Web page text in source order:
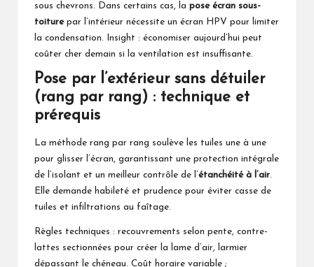
sous chevrons. Dans certains cas, la pose écran sous-
toiturepar l’intérieur nécessite un écran HPV pour limiter
la condensation. Insight : économiser aujourd’hui peut
coûter cher demain si la ventilation est insuffisante.
Pose par l’extérieur sans détuiler
(rang par rang) : technique et
prérequis
La méthode rang par rang soulève les tuiles une à une
pour glisser l’écran, garantissant une protection intégrale
de l’isolant et un meilleur contrôle de l’ étanchéité à l’air.
Elle demande habileté et prudence pour éviter casse de
tuiles et infiltrations au faîtage.
Règles techniques : recouvrements selon pente, contre-
lattes sectionnées pour créer la lame d’air, larmier
dépassant le chéneau. Coût horaire variable ;